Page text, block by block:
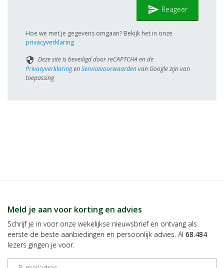
send Reageer
Hoe we met je gegevens omgaan? Bekijk het in onze
privacyverklaring
security Deze site is beveiligd door reCAPTCHA en de
PrivacyverklaringenServicevoorwaardenvan Google zijn van
toepassing
Meld je aan voor korting en advies
Schrijf je in voor onze wekelijkse nieuwsbrief en ontvang als
eerste de beste aanbiedingen en persoonlijk advies. Al 68.484
lezers gingen je voor.
E-mailadres